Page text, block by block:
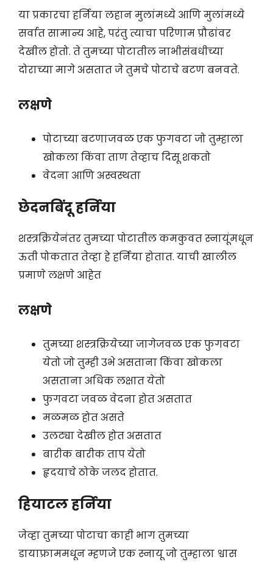
या प्रकारचा हर्निया लहान मुलांमध्ये आणि मुलांमध्ये
सर्वात सामान्य आहे, परंतु त्याचा परिणाम प्रौढांवर
देखील होतो. ते तुमच्या पोटातील नाभीसंबधीच्या
दोराच्या मागे असतात जे तुमचे पोटाचे बटण बनवते.
लक्षणे
पोटाच्या बटणाजवळ एक फुगवटा जो तुम्हाला
खोकला किंवा ताण तेव्हाच दिसू शकतो
वेदना आणि अस्वस्थता
छेदनबिंदू हर्निया
शस्त्रक्रियेनंतर तुमच्या पोटातील कमकुवत स्नायूंमधून
ऊती पोकतात तेव्हा हे हर्निया होतात. याची खालील
प्रमाणे लक्षणे आहेत
लक्षणे
तुमच्या शस्त्रक्रियेच्या जागेजवळ एक फुगवटा
येतो जो तुम्ही उभे असताना किंवा खोकला
असताना अधिक लक्षात येतो
फुगवटा जवळ वेदना होत असतात
मळमळ होत असते
उलट्या देखील होत असतात
बारीक बारीक ताप येतो
हृदयाचे ठोके जलद होतात.
हियाटल हर्निया
जेव्हा तुमच्या पोटाचा काही भाग तुमच्या
डायाफ्राममधून म्हणजे एक स्नायू जो तुम्हाला श्वास